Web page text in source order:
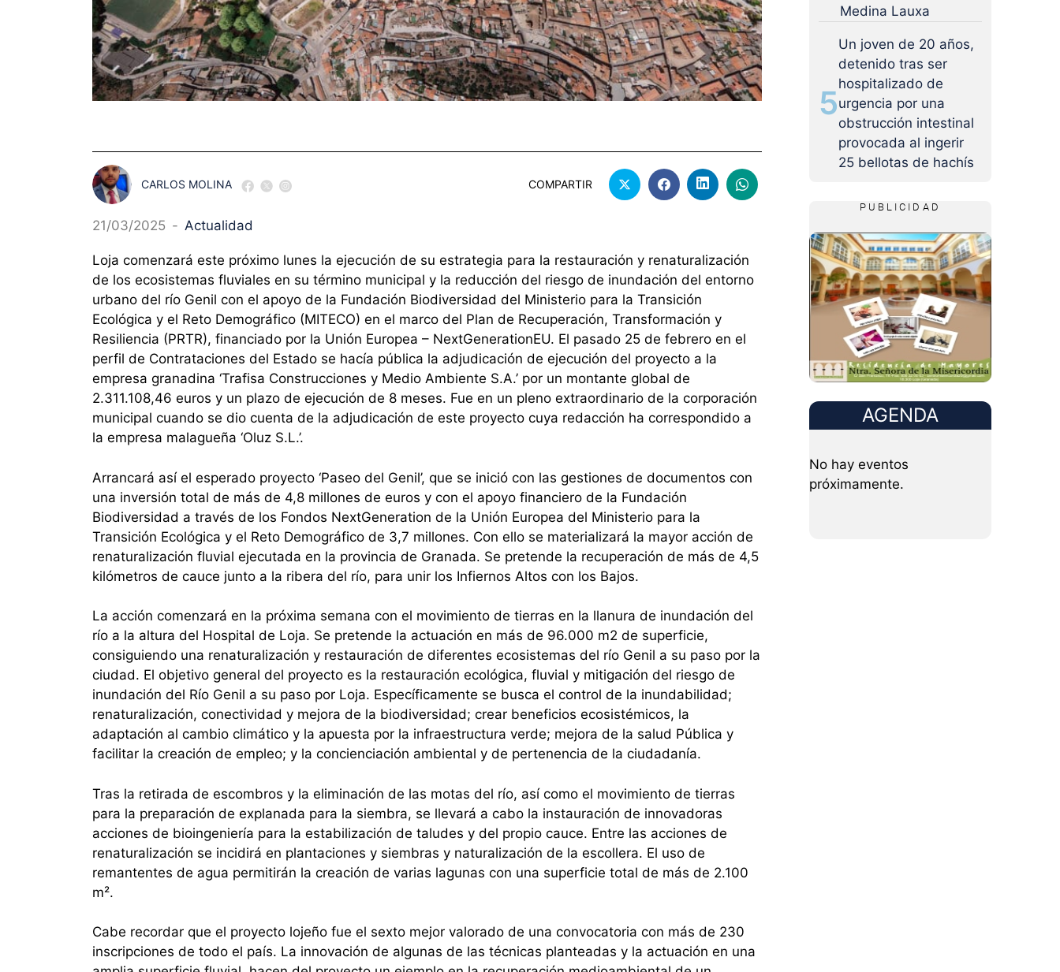
CARLOS MOLINA COMPARTIR
21/03/2025 - Actualidad
Loja comenzará este próximo lunes la ejecución de su estrategia para la restauración y renaturalización
de los ecosistemas fluviales en su término municipal y la reducción del riesgo de inundación del entorno
urbano del río Genil con el apoyo de la Fundación Biodiversidad del Ministerio para la Transición
Ecológica y el Reto Demográfico (MITECO) en el marco del Plan de Recuperación, Transformación y
Resiliencia (PRTR), financiado por la Unión Europea – NextGenerationEU. El pasado 25 de febrero en el
perfil de Contrataciones del Estado se hacía pública la adjudicación de ejecución del proyecto a la
empresa granadina ‘Trafisa Construcciones y Medio Ambiente S.A.’ por un montante global de
2.311.108,46 euros y un plazo de ejecución de 8 meses. Fue en un pleno extraordinario de la corporación
municipal cuando se dio cuenta de la adjudicación de este proyecto cuya redacción ha correspondido a
la empresa malagueña ‘Oluz S.L.’.
Arrancará así el esperado proyecto ‘Paseo del Genil’, que se inició con las gestiones de documentos con
una inversión total de más de 4,8 millones de euros y con el apoyo financiero de la Fundación
Biodiversidad a través de los Fondos NextGeneration de la Unión Europea del Ministerio para la
Transición Ecológica y el Reto Demográfico de 3,7 millones. Con ello se materializará la mayor acción de
renaturalización fluvial ejecutada en la provincia de Granada. Se pretende la recuperación de más de 4,5
kilómetros de cauce junto a la ribera del río, para unir los Infiernos Altos con los Bajos.
La acción comenzará en la próxima semana con el movimiento de tierras en la llanura de inundación del
río a la altura del Hospital de Loja. Se pretende la actuación en más de 96.000 m2 de superficie,
consiguiendo una renaturalización y restauración de diferentes ecosistemas del río Genil a su paso por la
ciudad. El objetivo general del proyecto es la restauración ecológica, fluvial y mitigación del riesgo de
inundación del Río Genil a su paso por Loja. Específicamente se busca el control de la inundabilidad;
renaturalización, conectividad y mejora de la biodiversidad; crear beneficios ecosistémicos, la
adaptación al cambio climático y la apuesta por la infraestructura verde; mejora de la salud Pública y
facilitar la creación de empleo; y la concienciación ambiental y de pertenencia de la ciudadanía.
Tras la retirada de escombros y la eliminación de las motas del río, así como el movimiento de tierras
para la preparación de explanada para la siembra, se llevará a cabo la instauración de innovadoras
acciones de bioingeniería para la estabilización de taludes y del propio cauce. Entre las acciones de
renaturalización se incidirá en plantaciones y siembras y naturalización de la escollera. El uso de
remantentes de agua permitirán la creación de varias lagunas con una superficie total de más de 2.100
m².
Cabe recordar que el proyecto lojeño fue el sexto mejor valorado de una convocatoria con más de 230
inscripciones de todo el país. La innovación de algunas de las técnicas planteadas y la actuación en una
Medina Lauxa
5
Un joven de 20 años,
detenido tras ser
hospitalizado de
urgencia por una
obstrucción intestinal
provocada al ingerir
25 bellotas de hachís
PUBLICIDAD
AGENDA
No hay eventos
próximamente.